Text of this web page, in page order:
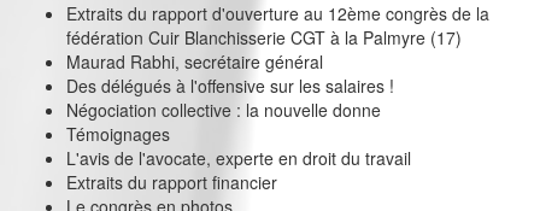
Extraits du rapport d'ouverture au 12ème congrès de la
fédération Cuir Blanchisserie CGT à la Palmyre (17)
Maurad Rabhi, secrétaire général
Des délégués à l'offensive sur les salaires !
Négociation collective : la nouvelle donne
Témoignages
L'avis de l'avocate, experte en droit du travail
Extraits du rapport financier